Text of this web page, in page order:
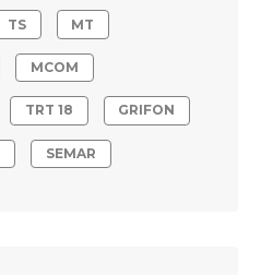
TS MT
MCOM
TRT 18 GRIFON
SEMAR